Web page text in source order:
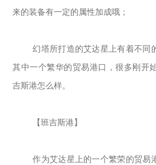
来的装备有一定的属性加成哦；
幻塔所打造的艾达星上有着不同
其中一个繁华的贸易港口，很多刚开
吉斯港怎么样。
【班吉斯港】
作为艾达星上的一个繁荣的贸易